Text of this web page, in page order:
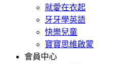
就愛在衣起
牙牙學英語
快樂兒童
寶寶思維啟蒙
會員中心